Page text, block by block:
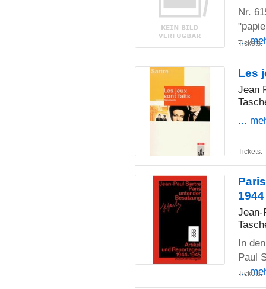
Nr.
...
Tickets:
Les
Jean
...
Tickets:
Jean-
In
Paul
...
Tickets: